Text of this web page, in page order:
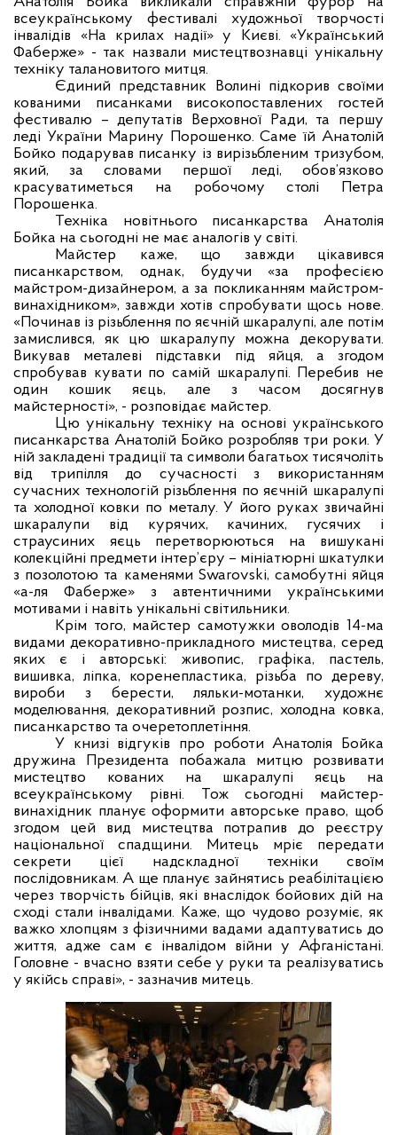
всеукраїнському фестивалі художньої творчості
інвалідів «На крилах надії» у Києві. «Український
Фаберже» - так назвали мистецтвознавці унікальну
техніку талановитого митця.
Єдиний представник Волині підкорив своїми
кованими писанками високопоставлених гостей
фестивалю – депутатів Верховної Ради, та першу
леді України Марину Порошенко. Саме їй Анатолій
Бойко подарував писанку із вирізьбленим тризубом,
який, за словами першої леді, обов’язково
красуватиметься на робочому столі Петра
Порошенка.
Техніка новітнього писанкарства Анатолія
Бойка на сьогодні не має аналогів у світі.
Майстер каже, що завжди цікавився
писанкарством, однак, будучи «за професією
майстром-дизайнером, а за покликанням майстром-
винахідником», завжди хотів спробувати щось нове.
«Починав із різьблення по яєчній шкаралупі, але потім
замислився, як цю шкаралупу можна декорувати.
Викував металеві підставки під яйця, а згодом
спробував кувати по самій шкаралупі. Перебив не
один кошик яєць, але з часом досягнув
майстерності», - розповідає майстер.
Цю унікальну техніку на основі українського
писанкарства Анатолій Бойко розробляв три роки. У
ній закладені традиції та символи багатьох тисячоліть
від трипілля до сучасності з використанням
сучасних технологій різьблення по яєчній шкаралупі
та холодної ковки по металу. У його руках звичайні
шкаралупи від курячих, качиних, гусячих і
страусиних яєць перетворюються на вишукані
колекційні предмети інтер’єру – мініатюрні шкатулки
з позолотою та каменями Swarovski, самобутні яйця
«а-ля Фаберже» з автентичними українськими
мотивами і навіть унікальні світильники.
Крім того, майстер самотужки оволодів 14-ма
видами декоративно-прикладного мистецтва, серед
яких є і авторські: живопис, графіка, пастель,
вишивка, ліпка, коренепластика, різьба по дереву,
вироби з берести, ляльки-мотанки, художнє
моделювання, декоративний розпис, холодна ковка,
писанкарство та очеретоплетіння.
У книзі відгуків про роботи Анатолія Бойка
дружина Президента побажала митцю розвивати
мистецтво кованих на шкаралупі яєць на
всеукраїнському рівні. Тож сьогодні майстер-
винахідник планує оформити авторське право, щоб
згодом цей вид мистецтва потрапив до реєстру
національної спадщини. Митець мріє передати
секрети цієї надскладної техніки своїм
послідовникам. А ще планує зайнятись реабілітацією
через творчість бійців, які внаслідок бойових дій на
сході стали інвалідами. Каже, що чудово розуміє, як
важко хлопцям з фізичними вадами адаптуватись до
життя, адже сам є інвалідом війни у Афганістані.
Головне - вчасно взяти себе у руки та реалізуватись
у якійсь справі», - зазначив митець.